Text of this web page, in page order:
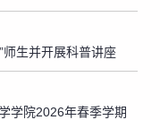
师生并开展科普讲座
学院2026年春季学期